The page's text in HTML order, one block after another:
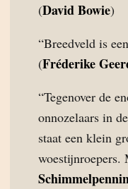
(David Bowie)
“Breedveld is
(Fréderike
“Tegenover de
onnozelaars in
staat een klein
woestijnroepers.